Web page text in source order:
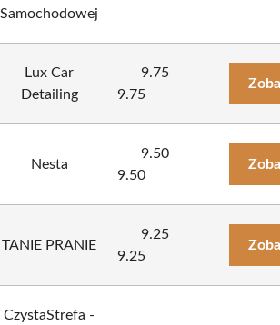
Samochodowej
Lux Car
Detailing
9.75
9.75
Nesta
9.50
9.50
TANIE PRANIE
9.25
9.25
CzystaStrefa -